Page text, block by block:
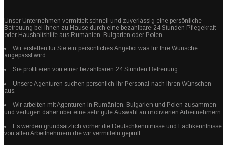
Unser Unternehmen vermittelt schnell und zuverlässig eine persönliche
Betreuung bei Ihnen zu Hause durch eine bezahlbare 24 Stunden Pflegekraft
oder Haushaltshilfe aus Rumänien, Bulgarien oder Polen.
Wir erstellen für Sie ein persönliches Angebot was für Ihre Wünsche
angepasst wird.
Sie profitieren von einer bezahlbaren 24 Stunden Betreuung.
Unsere Agenturen suchen persönlich ihr Personal nach ihren Wünschen
aus.
Wir arbeiten mit Agenturen in Rumänien, Bulgarien und Polen zusammen
und verfügen daher über eine sehr gute Auswahl an motivierten Arbeitnehmern.
Es werden grundsätzlich vorher die Deutschkenntnisse und Fachkenntnisse
von allen Arbeitnehmern die wir vermitteln geprüft.